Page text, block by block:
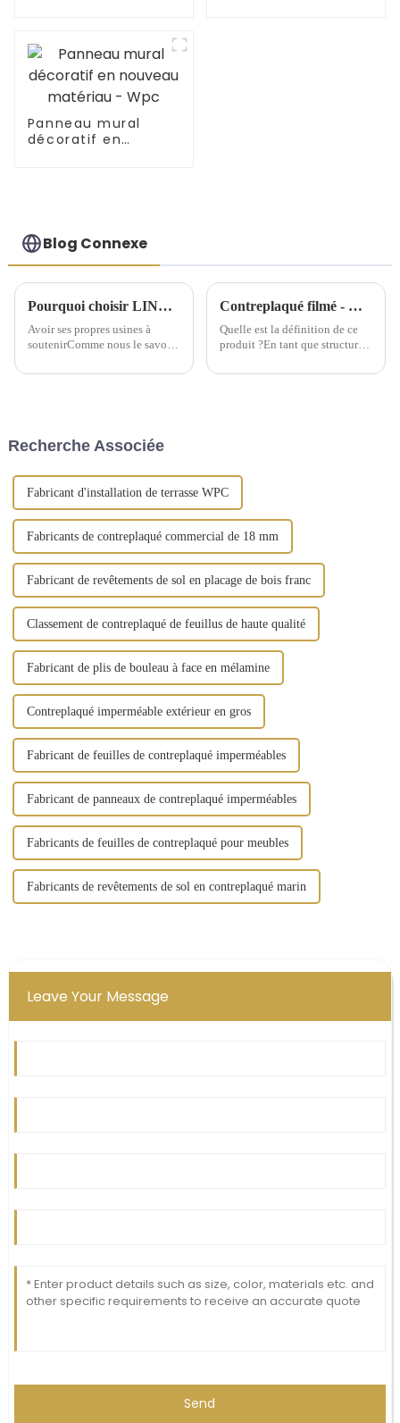
Panneau mural
décoratif en
Blog Connexe
Pourquoi choisir LINYI JIUHENG comme partenaire ?
Avoir ses propres usines à
soutenirComme nous le savons
commerce extérieur, les
d'avantages. Cependant, la
situation réelle est que la
Contreplaqué filmé - Quel est ce produit ?
Quelle est la définition de ce
produit ?En tant que structure
contreplaqué filmé offre une
Recherche Associée
Fabricant d'installation de terrasse WPC
Fabricants de contreplaqué commercial de 18 mm
Fabricant de revêtements de sol en placage de bois franc
Classement de contreplaqué de feuillus de haute qualité
Fabricant de plis de bouleau à face en mélamine
Contreplaqué imperméable extérieur en gros
Fabricant de feuilles de contreplaqué imperméables
Fabricant de panneaux de contreplaqué imperméables
Fabricants de feuilles de contreplaqué pour meubles
Fabricants de revêtements de sol en contreplaqué marin
Leave Your Message
Send